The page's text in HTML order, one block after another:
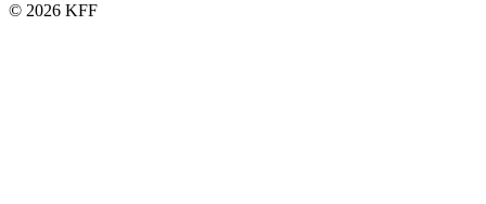
© 2026 KFF